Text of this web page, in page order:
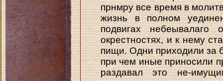
прнмру все время в
жизнь в полном
подвигах небеывалаго
окрестностях, и к нему
пищи. Одни приходили за
при чем иные приносили
раздавал это не-